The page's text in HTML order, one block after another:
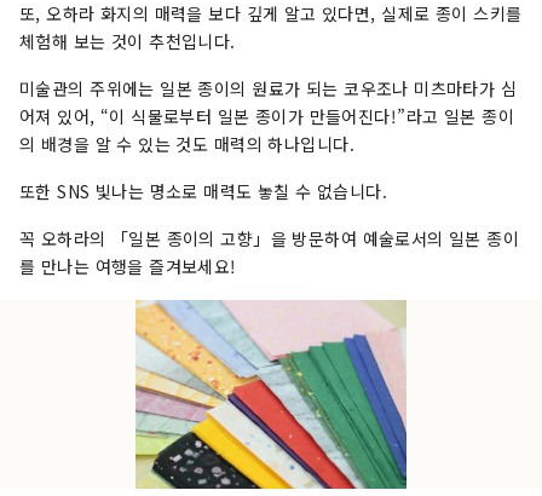
또, 오하라 화지의 매력을 보다 깊게 알고 있다면, 실제로 종이 스키를
체험해 보는 것이 추천입니다.
미술관의 주위에는 일본 종이의 원료가 되는 코우조나 미츠마타가 심
어져 있어, “이 식물로부터 일본 종이가 만들어진다!”라고 일본 종이
의 배경을 알 수 있는 것도 매력의 하나입니다.
또한 SNS 빛나는 명소로 매력도 놓칠 수 없습니다.
꼭 오하라의 「일본 종이의 고향」을 방문하여 예술로서의 일본 종이
를 만나는 여행을 즐겨보세요!